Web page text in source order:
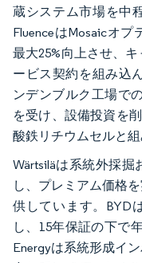
蔵システム市場を中
FluenceはMosaicオ
最大25%向上させ、
ービス契約を組み込
ンデンブルク工場で
を受け、設備投資を
酸鉄リチウムセルと組
Wärtsiläは系統外採
し、プレミアム価格
供しています。BYD
し、15年保証の下で
Energyは系統形成イ